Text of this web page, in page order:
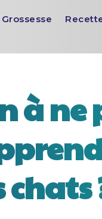
Grossesse
à ne